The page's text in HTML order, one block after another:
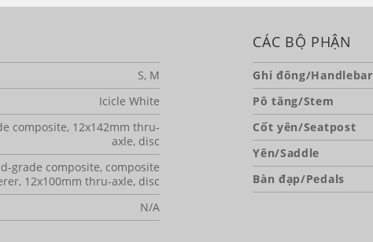
S, M
Icicle White
composite, 12x142mm thru-
axle, disc
grade composite, composite
12x100mm thru-axle, disc
N/A
CÁC BỘ PHẬN
Ghi đông/Handlebar
Pô tăng/Stem
Cốt yên/Seatpost
Yên/Saddle
Bàn đạp/Pedals